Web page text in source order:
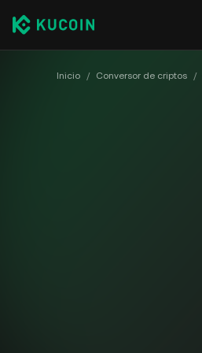
Inicio / Conversor de criptos /